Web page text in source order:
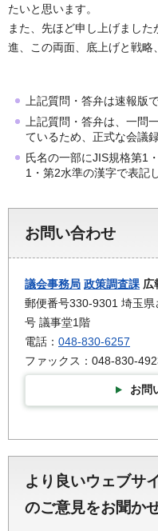
たいと思います。
また、先ほど申し上げまし
進、この両面、底上げと戦略
上記質問・答弁は速報版で
上記質問・答弁は、一問
ているため、正式な会議
氏名の一部にJIS規格第1
1・第2水準の漢字で表記
お問い合わせ
議会事務局 政策調査課 広
郵便番号330-9301 埼玉
号 議事堂1階
電話： 048-830-6257
ファックス：048-830-
お問
より良いウェブサ
のご意見をお聞か